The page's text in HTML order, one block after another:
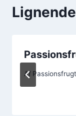
Af Passionsfrugt